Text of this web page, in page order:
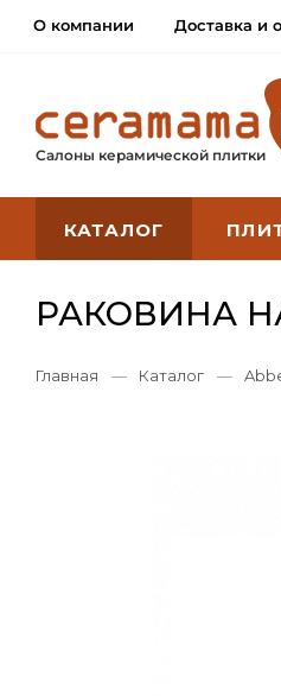
О компании Доставка и
Салоны керамической плитки
КАТАЛОГ
РАКОВИНА
Главная — Каталог —